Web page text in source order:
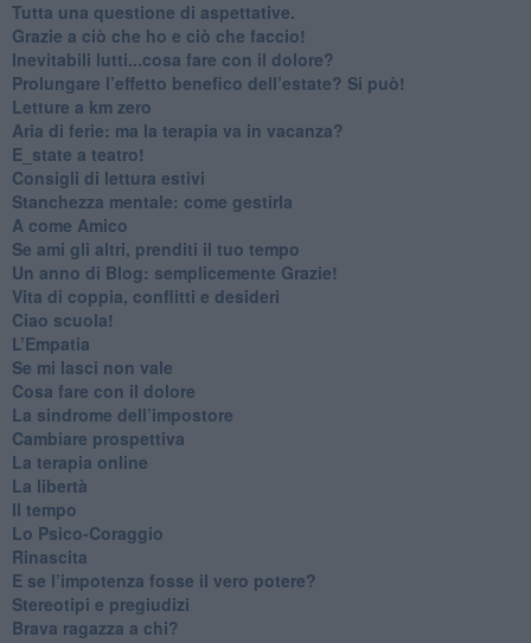
​Tutta una questione di aspettative.
​Grazie a ciò che ho e ciò che faccio!
​Inevitabili lutti...cosa fare con il dolore?
Prolungare l’effetto benefico dell’estate? Si può!
​Letture a km zero
​Aria di ferie: ma la terapia va in vacanza?
​E_state a teatro!
​Consigli di lettura estivi
​Stanchezza mentale: come gestirla
​A come Amico
​Se ami gli altri, prenditi il tuo tempo
​Un anno di Blog: semplicemente Grazie!
​Vita di coppia, conflitti e desideri
​Ciao scuola!
​L’Empatia
​Se mi lasci non vale
Cosa fare con il dolore
​La sindrome dell’impostore
​Cambiare prospettiva
La terapia online
La libertà
​Il tempo
​Lo Psico-Coraggio
Rinascita
​E se l’impotenza fosse il vero potere?
Stereotipi e pregiudizi
​Brava ragazza a chi?